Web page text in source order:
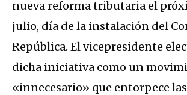
nueva reforma tributaria el
julio, día de la instalación del
República. El vicepresidente
dicha iniciativa como un
«innecesario» que entorpece